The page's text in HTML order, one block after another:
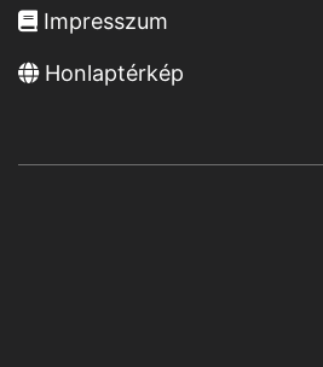
Impresszum
Honlaptérkép